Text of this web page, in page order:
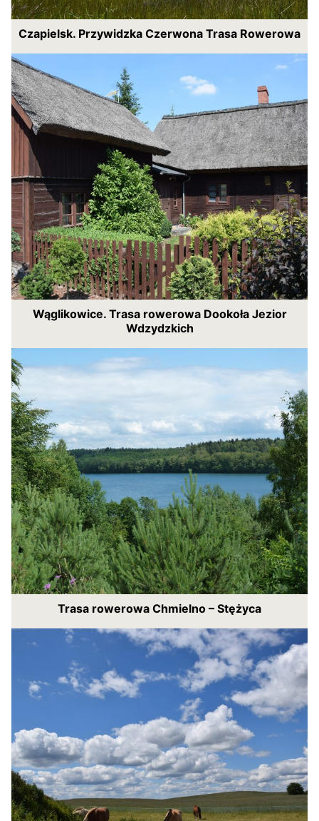
Czapielsk. Przywidzka Czerwona Trasa Rowerowa
Wąglikowice. Trasa rowerowa Dookoła Jezior
Wdzydzkich
Trasa rowerowa Chmielno – Stężyca